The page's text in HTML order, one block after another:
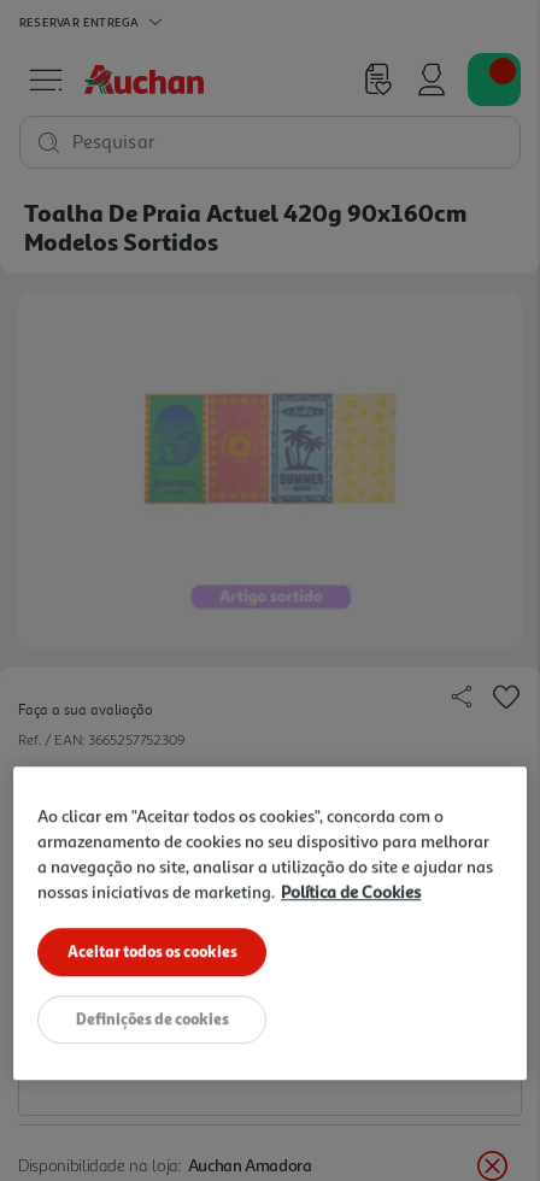
RESERVAR ENTREGA
Pesquisar
Toalha De Praia Actuel 420g 90x160cm
Modelos Sortidos
Faça a sua avaliação
Ref. / EAN: 3665257752309
Price reduced from
12,99 €to
Promoção: de 5/8/2026 a 15/9/2026
Notas de preparação
Disponibilidade na loja: Auchan Amadora
Ao clicar em "Aceitar todos os cookies", concorda com o
armazenamento de cookies no seu dispositivo para melhorar
a navegação no site, analisar a utilização do site e ajudar nas
nossas iniciativas de marketing. Política de Cookies
Aceitar todos os cookies
Definições de cookies